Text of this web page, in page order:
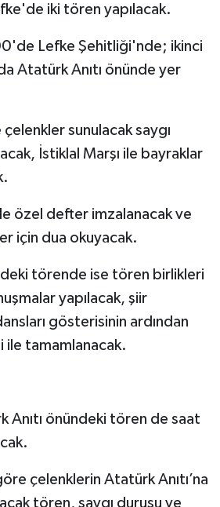
iki tören yapılacak.
Lefke Şehitliği'nde; ikinci
Atatürk Anıtı önünde yer
sunulacak saygı
İstiklal Marşı ile bayraklar
özel defter imzalanacak ve
için dua okuyacak.
törende ise tören birlikleri
yapılacak, şiir
gösterisinin ardından
tamamlanacak.
Anıtı önündeki tören de saat
çelenklerin Atatürk Anıtı’na
tören, saygı duruşu ve